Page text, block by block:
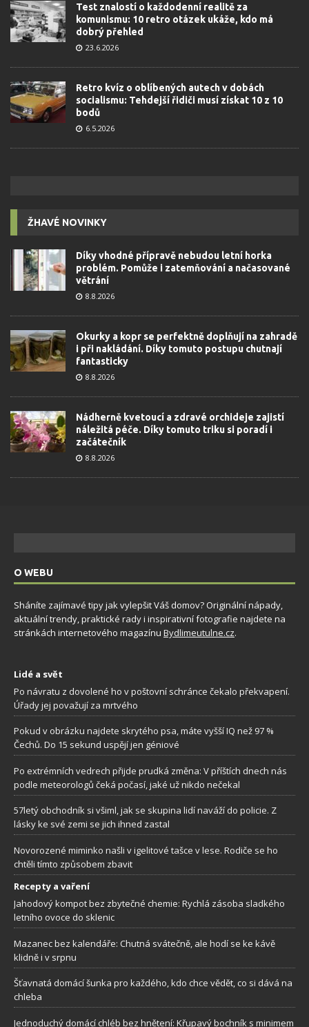
Test znalostí o každodenní realitě za
komunismu: 10 retro otázek ukáže, kdo má
dobrý přehled
23.6.2026
Retro kvíz o oblíbených autech v dobách
socialismu: Tehdejší řidiči musí získat 10 z 10
bodů
6.5.2026
ŽHAVÉ NOVINKY
Díky vhodné přípravě nebudou letní horka
problém. Pomůže i zatemňování a načasované
větrání
8.8.2026
Okurky a kopr se perfektně doplňují na zahradě
i při nakládání. Díky tomuto postupu chutnají
fantasticky
8.8.2026
Nádherně kvetoucí a zdravé orchideje zajistí
náležitá péče. Díky tomuto triku si poradí i
začátečník
8.8.2026
O WEBU
Sháníte zajímavé tipy jak vylepšit Váš domov? Originální nápady,
aktuální trendy, praktické rady i inspirativní fotografie najdete na
stránkách internetového magazínu Bydlimeutulne.cz.
Lidé a svět
Po návratu z dovolené ho v poštovní schránce čekalo překvapení.
Úřady jej považují za mrtvého
Pokud v obrázku najdete skrytého psa, máte vyšší IQ než 97 %
Čechů. Do 15 sekund uspějí jen géniové
Po extrémních vedrech přijde prudká změna: V příštích dnech nás
podle meteorologů čeká počasí, jaké už nikdo nečekal
57letý obchodník si všiml, jak se skupina lidí naváží do policie. Z
lásky ke své zemi se jich ihned zastal
Novorozené miminko našli v igelitové tašce v lese. Rodiče se ho
chtěli tímto způsobem zbavit
Recepty a vaření
Jahodový kompot bez zbytečné chemie: Rychlá zásoba sladkého
letního ovoce do sklenic
Mazanec bez kalendáře: Chutná svátečně, ale hodí se ke kávě
klidně i v srpnu
Šťavnatá domácí šunka pro každého, kdo chce vědět, co si dává na
chleba
Jednoduchý domácí chléb bez hnětení: Křupavý bochník s minimem